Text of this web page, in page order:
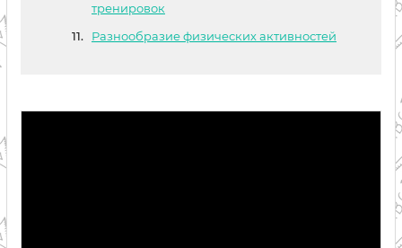
тренировок
Разнообразие физических активностей